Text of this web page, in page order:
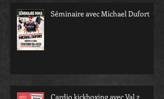
Séminaire avec Michael Dufort
Cardio kickboxing avec Val 2